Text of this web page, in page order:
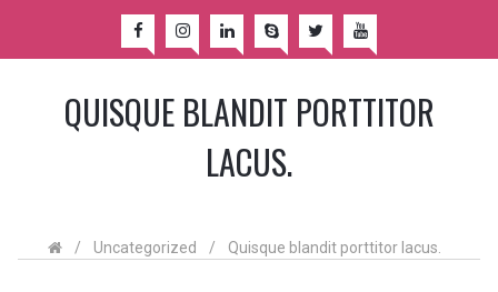
QUISQUE BLANDIT PORTTITOR
LACUS.
/ Uncategorized / Quisque blandit porttitor lacus.